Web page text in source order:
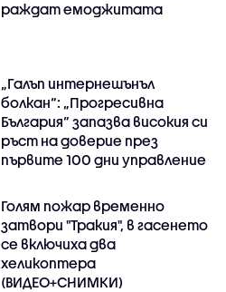
раждат емоджитата
„Галъп интернешънъл
болкан“: „Прогресивна
България“ запазва високия си
ръст на доверие през
първите 100 дни управление
Голям пожар временно
затвори "Тракия", в гасенето
се включиха два
хеликоптера
(ВИДЕО+СНИМКИ)